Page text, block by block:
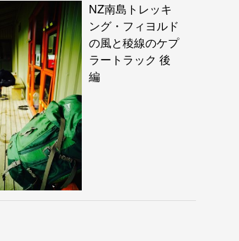
NZ南島トレッキ
ング・フィヨルド
の風と稜線のケプ
ラートラック 後
編